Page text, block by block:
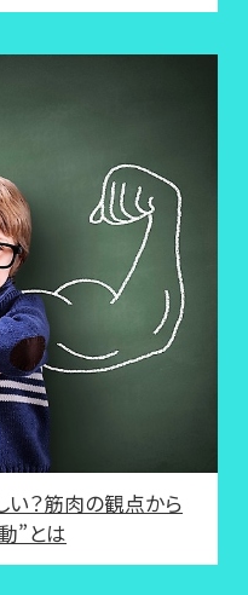
？筋肉の観点から
”とは